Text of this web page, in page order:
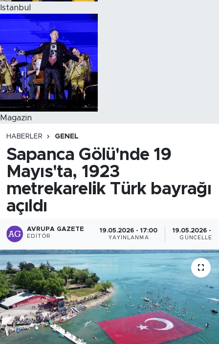
Istanbul
Magazin
HABERLER GENEL
Sapanca Gölü'nde 19
Mayıs'ta, 1923
metrekarelik Türk bayrağı
açıldı
AVRUPA GAZETE
EDITÖR
19.05.2026 - 17:00
YAYINLANMA
19.05.2026 -